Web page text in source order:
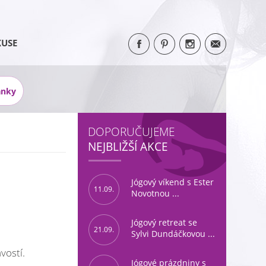
DOPORUČUJEME
NEJBLIŽŠÍ AKCE
11.09.
Jógový víkend s Ester
Novotnou ...
21.09.
Jógový retreat se
Sylvi Dundáčkovou ...
Jógové prázdniny s